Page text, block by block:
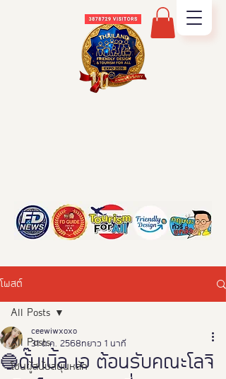
โพสต์
All Posts
โซนผู้สนับสนุนหลัก
All Posts
🔵ดั๊บเบิ้ล เอ ต้อนรับคณะโลจิ
ceewiwxoxo
31 ต.ค. 2568
ยาว 1 นาที